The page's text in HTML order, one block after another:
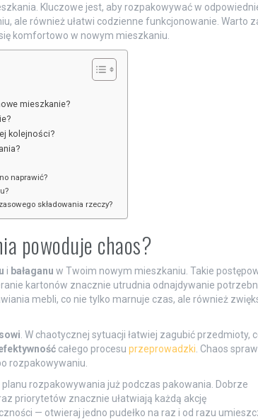
Kluczowe jest, aby rozpakowywać w
ale również ułatwi codzienne funkcjonowanie. Warto
komfortowo w nowym mieszkaniu.
mieszkanie?
kolejności?
naprawić?
składowania rzeczy?
powoduje chaos?
i bałaganu w Twoim nowym mieszkaniu. Takie
kartonów znacznie utrudnia odnajdywanie
mebli, co nie tylko marnuje czas, ale również
. W chaotycznej sytuacji łatwiej zagubić przedmioty,
całego procesu przeprowadzki . Chaos
rozpakowywaniu.
rozpakowywania już podczas pakowania. Dobrze
priorytetów znacznie ułatwiają każdą akcję
— otwieraj jedno pudełko na raz i od razu